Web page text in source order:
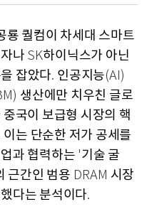
룡 퀄컴이 차세대 스마트
나 SK하이닉스가 아닌
잡았다. 인공지능(AI)
생산에만 치우친 글로
국이 보급형 시장의 핵
이는 단순한 저가 공세를
과 협력하는 '기술 굴
근간인 범용 DRAM 시장
다는 분석이다.